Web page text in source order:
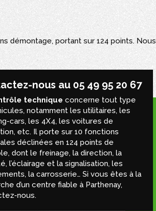
démontage, portant sur 124 points. Nous
nous au 05 49 95 20 67
technique concerne tout type
notamment les utilitaires, les
cars, les 4X4, les voitures de
etc. Il porte sur 10 fonctions
déclinées en 124 points de
dont le freinage, la direction, la
l’éclairage et la signalisation, les
la carrosserie… Si vous êtes à la
d’un centre fiable à Parthenay,
nous.